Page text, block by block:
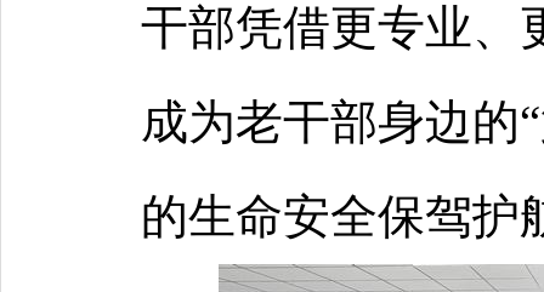
干部凭借更专业、
成为老干部身边的
的生命安全保驾护